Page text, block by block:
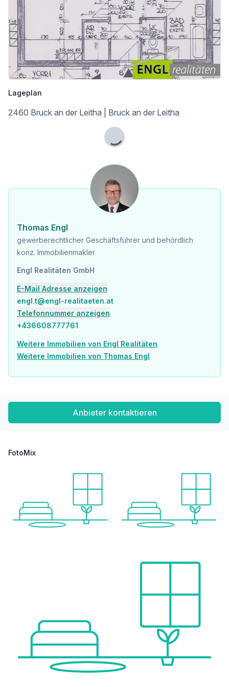
Lageplan
2460 Bruck an der Leitha | Bruck an der Leitha
Lade...
Thomas Engl
gewerberechtlicher Geschäftsführer und behördlich
konz. Immobilienmakler
Engl Realitäten GmbH
E-Mail Adresse anzeigen
engl.t@engl-realitaeten.at
Telefonnummer anzeigen
+436608777761
Weitere Immobilien von Engl Realitäten
Weitere Immobilien von Thomas Engl
Anbieter kontaktieren
FotoMix